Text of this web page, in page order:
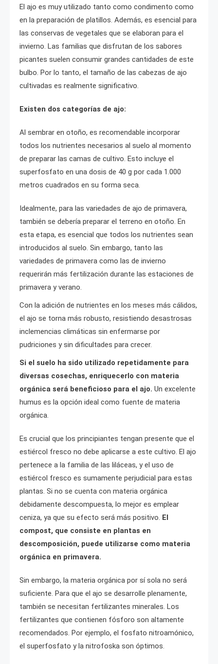
El ajo es muy utilizado tanto como condimento como
en la preparación de platillos. Además, es esencial para
las conservas de vegetales que se elaboran para el
invierno. Las familias que disfrutan de los sabores
picantes suelen consumir grandes cantidades de este
bulbo. Por lo tanto, el tamaño de las cabezas de ajo
cultivadas es realmente significativo.
Existen dos categorías de ajo:
Al sembrar en otoño, es recomendable incorporar
todos los nutrientes necesarios al suelo al momento
de preparar las camas de cultivo. Esto incluye el
superfosfato en una dosis de 40 g por cada 1.000
metros cuadrados en su forma seca.
Idealmente, para las variedades de ajo de primavera,
también se debería preparar el terreno en otoño. En
esta etapa, es esencial que todos los nutrientes sean
introducidos al suelo. Sin embargo, tanto las
variedades de primavera como las de invierno
requerirán más fertilización durante las estaciones de
primavera y verano.
Con la adición de nutrientes en los meses más cálidos,
el ajo se torna más robusto, resistiendo desastrosas
inclemencias climáticas sin enfermarse por
pudriciones y sin dificultades para crecer.
Si el suelo ha sido utilizado repetidamente para
diversas cosechas, enriquecerlo con materia
orgánica será beneficioso para el ajo. Un excelente
humus es la opción ideal como fuente de materia
orgánica.
Es crucial que los principiantes tengan presente que el
estiércol fresco no debe aplicarse a este cultivo. El ajo
pertenece a la familia de las liláceas, y el uso de
estiércol fresco es sumamente perjudicial para estas
plantas. Si no se cuenta con materia orgánica
debidamente descompuesta, lo mejor es emplear
ceniza, ya que su efecto será más positivo. El
compost, que consiste en plantas en
descomposición, puede utilizarse como materia
orgánica en primavera.
Sin embargo, la materia orgánica por sí sola no será
suficiente. Para que el ajo se desarrolle plenamente,
también se necesitan fertilizantes minerales. Los
fertilizantes que contienen fósforo son altamente
recomendados. Por ejemplo, el fosfato nitroamónico,
el superfosfato y la nitrofoska son óptimos.